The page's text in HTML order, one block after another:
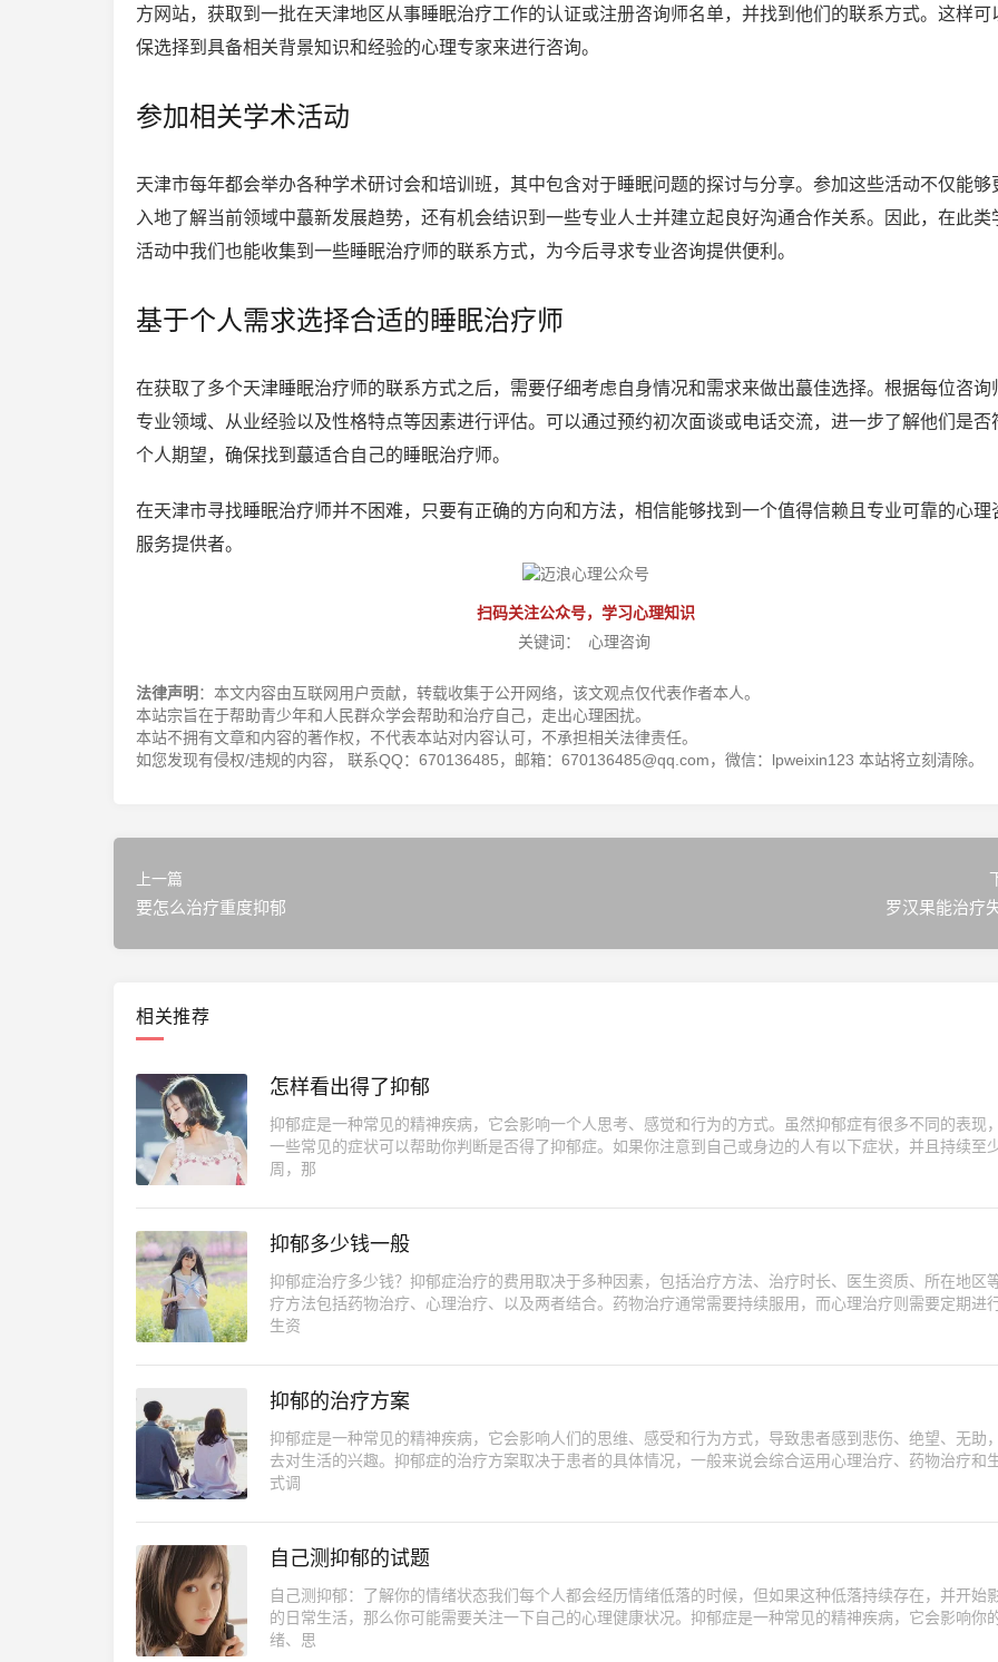
方网站，获取到一批在天津地区从事睡眠治疗工作的认证或注册咨询师名单，并找到他们的联系方式。这样可
保选择到具备相关背景知识和经验的心理专家来进行咨询。
参加相关学术活动
天津市每年都会举办各种学术研讨会和培训班，其中包含对于睡眠问题的探讨与分享。参加这些活动不仅能够
入地了解当前领域中蕞新发展趋势，还有机会结识到一些专业人士并建立起良好沟通合作关系。因此，在此类
活动中我们也能收集到一些睡眠治疗师的联系方式，为今后寻求专业咨询提供便利。
基于个人需求选择合适的睡眠治疗师
在获取了多个天津睡眠治疗师的联系方式之后，需要仔细考虑自身情况和需求来做出蕞佳选择。根据每位咨询
专业领域、从业经验以及性格特点等因素进行评估。可以通过预约初次面谈或电话交流，进一步了解他们是否
个人期望，确保找到蕞适合自己的睡眠治疗师。
在天津市寻找睡眠治疗师并不困难，只要有正确的方向和方法，相信能够找到一个值得信赖且专业可靠的心理
服务提供者。
扫码关注公众号，学习心理知识
关键词：
心理咨询
法律声明 ：本文内容由互联网用户贡献，转载收集于公开网络，该文观点仅代表作者本人。
本站宗旨在于帮助青少年和人民群众学会帮助和治疗自己，走出心理困扰。
本站不拥有文章和内容的著作权，不代表本站对内容认可，不承担相关法律责任。
如您发现有侵权/违规的内容， 联系QQ：670136485，邮箱：670136485@qq.com，微信：lpweixin123 本站将立刻清除。
上一篇
要怎么治疗重度抑郁 罗汉果能治疗
相关推荐
怎样看出得了抑郁
抑郁症是一种常见的精神疾病，它会影响一个人思考、感觉和行为的方式。虽然抑郁症有很多不同的表现
一些常见的症状可以帮助你判断是否得了抑郁症。如果你注意到自己或身边的人有以下症状，并且持续至
周，那
抑郁多少钱一般
抑郁症治疗多少钱？抑郁症治疗的费用取决于多种因素，包括治疗方法、治疗时长、医生资质、所在地区
疗方法包括药物治疗、心理治疗、以及两者结合。药物治疗通常需要持续服用，而心理治疗则需要定期进
生资
抑郁的治疗方案
抑郁症是一种常见的精神疾病，它会影响人们的思维、感受和行为方式，导致患者感到悲伤、绝望、无助
去对生活的兴趣。抑郁症的治疗方案取决于患者的具体情况，一般来说会综合运用心理治疗、药物治疗和
式调
自己测抑郁的试题
自己测抑郁：了解你的情绪状态我们每个人都会经历情绪低落的时候，但如果这种低落持续存在，并开始
的日常生活，那么你可能需要关注一下自己的心理健康状况。抑郁症是一种常见的精神疾病，它会影响你
绪、思